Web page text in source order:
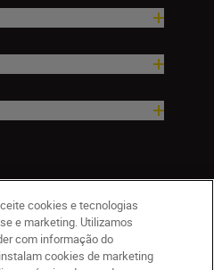
cookies e tecnologias
e marketing. Utilizamos
com informação do
cookies de marketing